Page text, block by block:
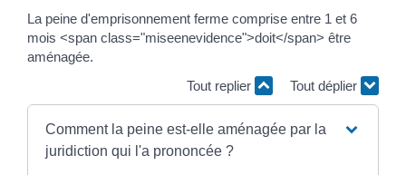
La peine d'emprisonnement ferme comprise entre 1 et 6
mois <span class="miseenevidence">doit</span> être
aménagée.
Tout replier
Tout déplier
Comment la peine est-elle aménagée par la
juridiction qui l'a prononcée ?